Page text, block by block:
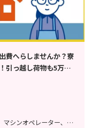
費へらしませんか？寮
引っ越し荷物も5万円
査等のお仕事/岐阜県
検査、組立・組付け、加工、マシンオペレーター、クリーンルーム、品質管理、ハンダ付け、立ち作業